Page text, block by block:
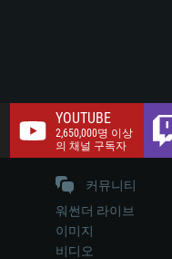
YOUTUBE
2,650,000명 이상
의 채널 구독자
커뮤니티
워썬더 라이브
이미지
비디오